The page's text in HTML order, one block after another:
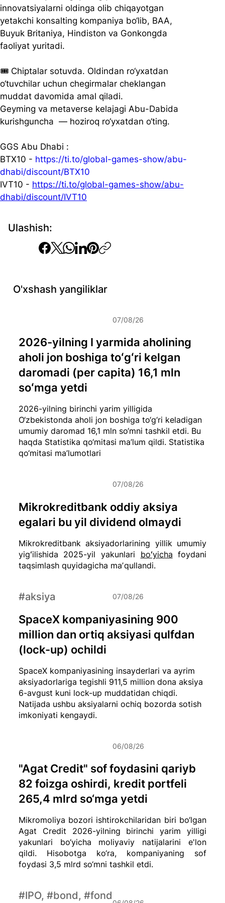
Ulashish:
innovatsiyalarni oldinga olib chiqayotgan
yetakchi konsalting kompaniya bo‘lib, BAA,
Buyuk Britaniya, Hindiston va Gonkongda
faoliyat yuritadi.
🎟 Chiptalar sotuvda. Oldindan ro‘yxatdan
o‘tuvchilar uchun chegirmalar cheklangan
muddat davomida amal qiladi.
Geyming va metaverse kelajagi Abu-Dabida
kurishguncha  — hoziroq ro‘yxatdan o‘ting.
GGS Abu Dhabi :
BTX10 - https://ti.to/global-games-show/abu-
dhabi/discount/BTX10
IVT10 - https://ti.to/global-games-show/abu-
dhabi/discount/IVT10
O'xshash yangiliklar
2026-yilning birinchi yarim yilligida
O‘zbekistonda aholi jon boshiga to‘g‘ri keladigan
umumiy daromad 16,1 mln so‘mni tashkil etdi. Bu
haqda Statistika qo‘mitasi ma’lum qildi. Statistika
qo‘mitasi ma’lumotlari
2026-yilning I yarmida aholining
aholi jon boshiga toʻgʻri kelgan
daromadi (per capita) 16,1 mln
soʻmga yetdi
07/08/26
Mikrokreditbank aksiyadorlarining yillik umumiy
yigʻilishida 2025-yil yakunlari boʻyicha foydani
taqsimlash quyidagicha maʼqullandi.
Mikrokreditbank oddiy aksiya
egalari bu yil dividend olmaydi
07/08/26
SpaceX kompaniyasining insayderlari va ayrim
aksiyadorlariga tegishli 911,5 million dona aksiya
6-avgust kuni lock-up muddatidan chiqdi.
Natijada ushbu aksiyalarni ochiq bozorda sotish
imkoniyati kengaydi.
SpaceX kompaniyasining 900
million dan ortiq aksiyasi qulfdan
(lock-up) ochildi
#aksiya 07/08/26
Mikromoliya bozori ishtirokchilaridan biri bo‘lgan
Agat Credit 2026-yilning birinchi yarim yilligi
yakunlari bo‘yicha moliyaviy natijalarini e'lon
qildi. Hisobotga ko‘ra, kompaniyaning sof
foydasi 3,5 mlrd so‘mni tashkil etdi.
"Agat Credit" sof foydasini qariyb
82 foizga oshirdi, kredit portfeli
265,4 mlrd so‘mga yetdi
06/08/26
#IPO, #bond, #fond